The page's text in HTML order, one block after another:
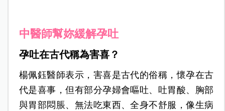
中醫師幫妳緩解孕吐
孕吐在古代稱為害喜？
楊佩鈺醫師表示，害喜是古代的俗稱，懷孕在古
代是喜事，但有部分孕婦會嘔吐、吐胃酸、胸部
與胃部悶脹、無法吃東西、全身不舒服，像生病